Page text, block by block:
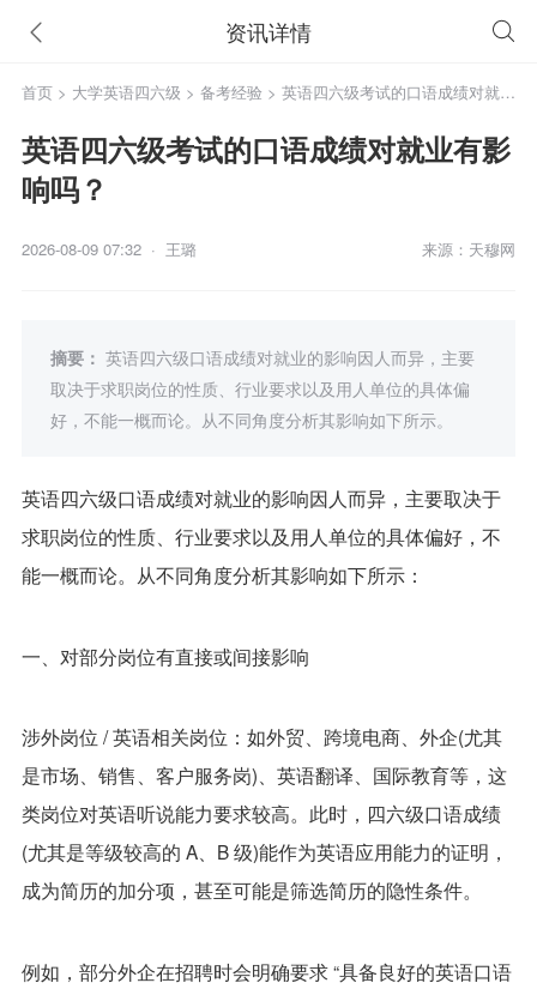
资讯详情
首页 > 大学英语四六级 > 备考经验
英语四六级考试的口语成绩对就业有影
响吗？
2026-08-09 07:32 · 王璐 来源：天穆网
摘要： 英语四六级口语成绩对就业的影响因人而异，主要
取决于求职岗位的性质、行业要求以及用人单位的具体偏
好，不能一概而论。从不同角度分析其影响如下所示。
英语四六级口语成绩对就业的影响因人而异，主要取决于
求职岗位的性质、行业要求以及用人单位的具体偏好，不
能一概而论。从不同角度分析其影响如下所示：
一、对部分岗位有直接或间接影响
涉外岗位 / 英语相关岗位：如外贸、跨境电商、外企(尤其
是市场、销售、客户服务岗)、英语翻译、国际教育等，这
类岗位对英语听说能力要求较高。此时，四六级口语成绩
(尤其是等级较高的 A、B 级)能作为英语应用能力的证明，
成为简历的加分项，甚至可能是筛选简历的隐性条件。
例如，部分外企在招聘时会明确要求 “具备良好的英语口语